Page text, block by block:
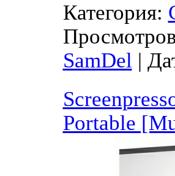
Категория:
SamDel |
Portable